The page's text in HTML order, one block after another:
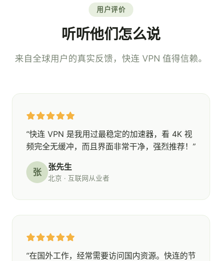
用户评价
听听他们怎么说
来自全球用户的真实反馈，快连 VPN 值得信赖。
“快连 VPN 是我用过最稳定的加速器，看 4K 视
频完全无缓冲，而且界面非常干净，强烈推荐！”
张 张先生
北京 · 互联网从业者
“在国外工作，经常需要访问国内资源。快连的节